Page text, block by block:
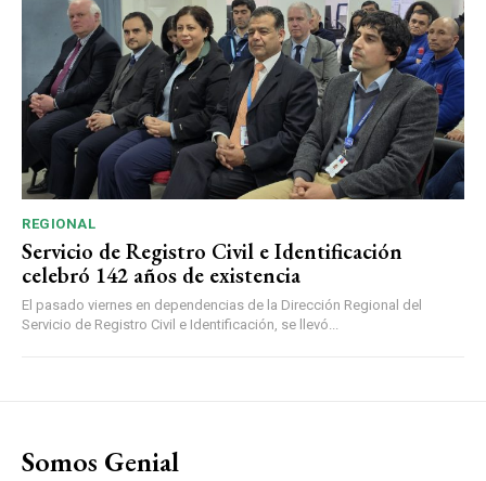
REGIONAL
Servicio de Registro Civil e Identificación
celebró 142 años de existencia
El pasado viernes en dependencias de la Dirección Regional del
Servicio de Registro Civil e Identificación, se llevó...
Somos Genial